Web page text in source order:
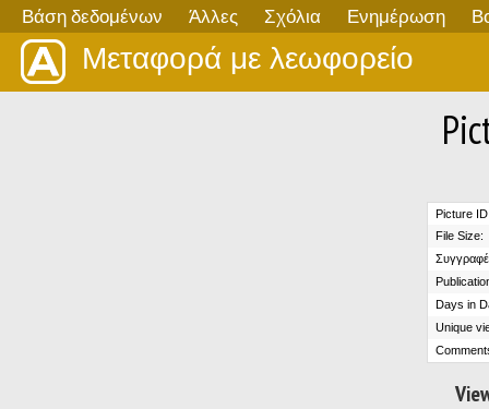
Βάση δεδομένων Άλλες Σχόλια Ενημέρωση
Μεταφορά με λεωφορείο
Picture
File Size:
Days in
Unique